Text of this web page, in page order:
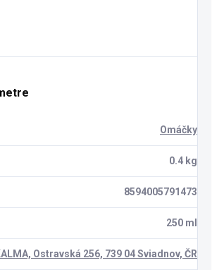
Omáčky
0.4 kg
8594005791473
250 ml
Ostravská 256, 739 04 Sviadnov, ČR